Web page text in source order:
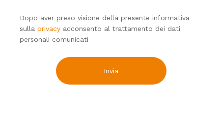
Dopo aver preso visione della presente informativa
sulla privacy acconsento al trattamento dei dati
personali comunicati